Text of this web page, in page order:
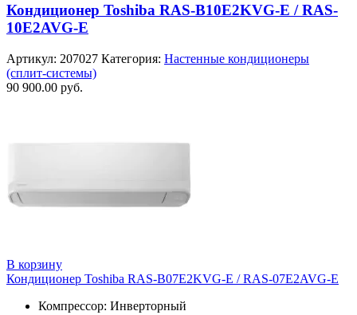
Кондиционер Toshiba RAS-B10E2KVG-E / RAS-
10E2AVG-E
Артикул: 207027 Категория: Настенные кондиционеры
(сплит-системы)
90 900.00 руб.
В корзину
Кондиционер Toshiba RAS-B07E2KVG-E / RAS-07E2AVG-E
Компрессор: Инверторный